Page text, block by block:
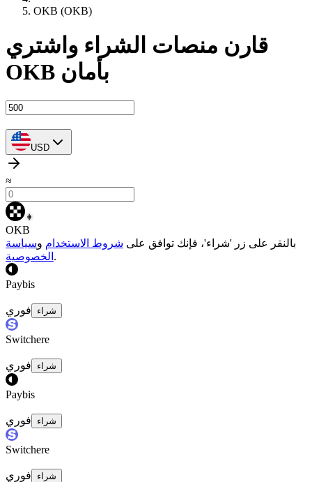
OKB (OKB)
قارن منصات الشراء واشتري
OKB بأمان
USD
≈
OKB
بالنقر على زر 'شراء'، فإنك توافق على شروط الاستخدام وسياسة
الخصوصية .
Paybis
فوري شراء
Switchere
فوري شراء
Paybis
فوري شراء
Switchere
فوري شراء